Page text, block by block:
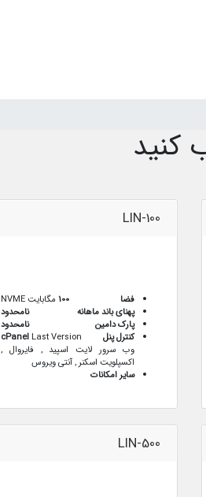
کنید
LIN-100
100 مگابایت NVME
فضا
نامحدود
پهنای باند ماهانه
نامحدود
پارک دامین
cPanel Last Version
کنترل پنل
وب سرور لایت اسپید , فایروال ,
اکسپلویت اسکنر , آنتی ویروس
سایر امکانات
LIN-500